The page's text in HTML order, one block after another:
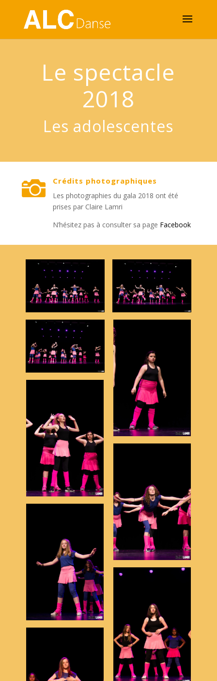
Le spectacle
2018
Les adolescentes
 Crédits photographiques
Les photographies du gala 2018 ont été
prises par Claire Lamri
N’hésitez pas à consulter sa page Facebook